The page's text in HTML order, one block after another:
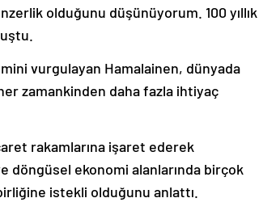
olduğunu düşünüyorum. 100 yıllık
vurgulayan Hamalainen, dünyada
zamankinden daha fazla ihtiyaç
rakamlarına işaret ederek
döngüsel ekonomi alanlarında birçok
istekli olduğunu anlattı.